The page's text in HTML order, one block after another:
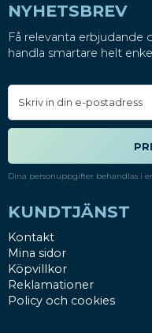
NYHETSBREV
Få relevanta erbjudande
handla smartare helt
Dina personuppgifter behandlas i
KUNDTJÄNST
Kontakt
Mina sidor
Köpvillkor
Reklamationer
Policy och cookies